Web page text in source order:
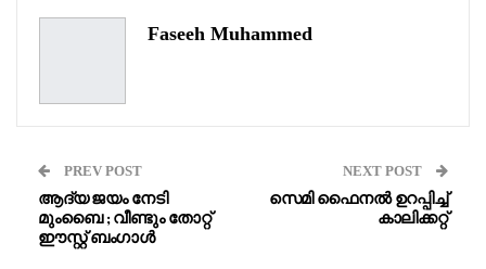
Faseeh Muhammed
PREV POST
ആദ്യ ജയം നേടി
മുംബൈ ; വീണ്ടും തോറ്റ്
ഈസ്റ്റ് ബംഗാൾ
NEXT POST
സെമി ഫൈനൽ ഉറപ്പിച്ച്
കാലിക്കറ്റ്